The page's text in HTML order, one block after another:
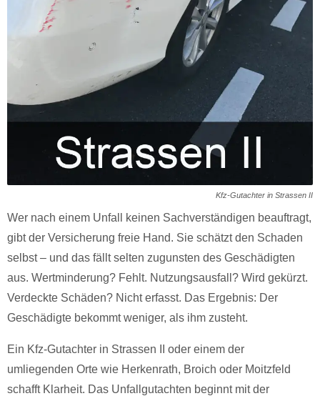
Kfz-Gutachter in Strassen II
Wer nach einem Unfall keinen Sachverständigen beauftragt,
gibt der Versicherung freie Hand. Sie schätzt den Schaden
selbst – und das fällt selten zugunsten des Geschädigten
aus. Wertminderung? Fehlt. Nutzungsausfall? Wird gekürzt.
Verdeckte Schäden? Nicht erfasst. Das Ergebnis: Der
Geschädigte bekommt weniger, als ihm zusteht.
Ein Kfz-Gutachter in Strassen II oder einem der
umliegenden Orte wie Herkenrath, Broich oder Moitzfeld
schafft Klarheit. Das Unfallgutachten beginnt mit der